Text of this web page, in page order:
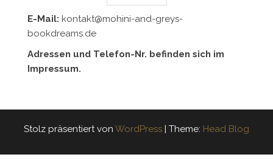
E-Mail: kontakt@mohini-and-greys-
bookdreams.de
Adressen und Telefon-Nr. befinden sich im
Impressum.
Stolz präsentiert von WordPress | Theme: Head Blog